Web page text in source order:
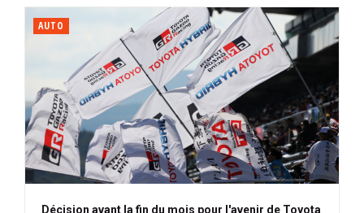
AUTO
Décision avant la fin du mois pour l'avenir de Toyota